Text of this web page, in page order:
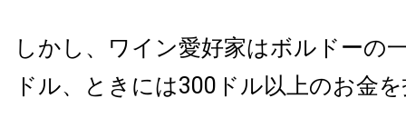
しかし、ワイン愛好家はボルドーの
ドル、ときには300ドル以上のお金